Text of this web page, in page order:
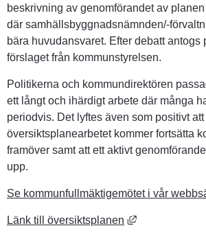
beskrivning av genomförandet av
där samhällsbyggnadsnämnden/-
bära huvudansvaret. Efter debatt antogs
förslaget från kommunstyrelsen.
Politikerna och kommundirektören
ett långt och ihärdigt arbete där många
periodvis. Det lyftes även som positivt att
översiktsplanearbetet kommer fortsätta
framöver samt att ett aktivt
upp.
Se kommunfullmäktigemötet i vår
Länk till översiktsplanen Länk till